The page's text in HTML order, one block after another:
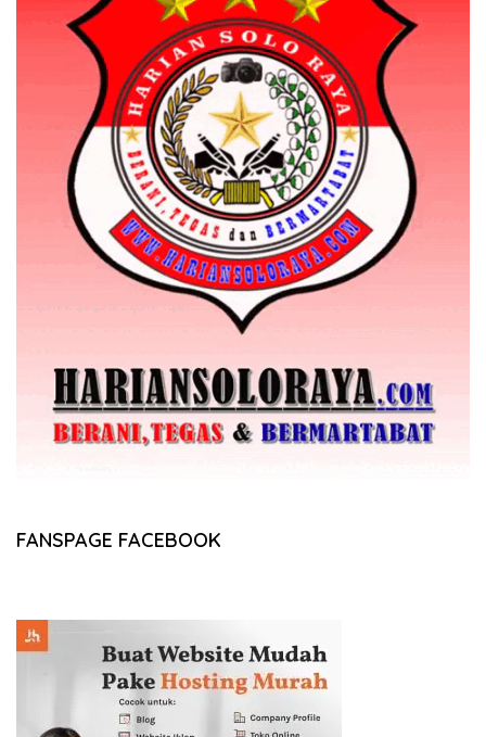
FANSPAGE FACEBOOK